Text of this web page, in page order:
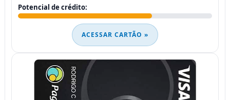
Potencial de crédito:
ACESSAR CARTÃO »